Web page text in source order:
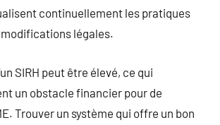
continuellement les pratiques
légales.
SIRH peut être élevé, ce qui
un obstacle financier pour de
Trouver un système qui offre un bon